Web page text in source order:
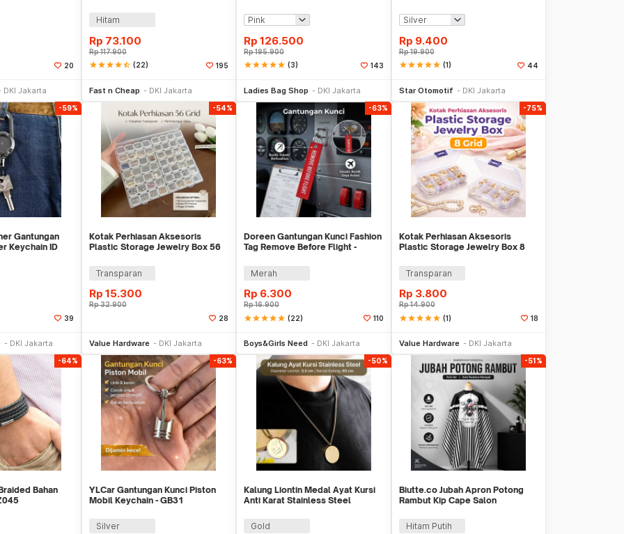
20
DKI Jakarta
Hitam
Rp 73.100
Rp117.900
starstarstarstarstar_half (22) 195
Fast n Cheap DKI Jakarta
Rp 126.500
Rp195.900
starstarstarstarstar (3) 143
Ladies Bag Shop DKI Jakarta
Rp 9.400
Rp19.900
starstarstarstarstar (1) 44
Star Otomotif DKI Jakarta
-59%
Gantungan
Keychain ID
39
DKI Jakarta
-54%
Kotak Perhiasan Aksesoris
Plastic Storage Jewelry Box 56
Transparan
Rp 15.300
Rp32.900
28
Value Hardware DKI Jakarta
-63%
Doreen Gantungan Kunci Fashion
Tag Remove Before Flight -
Merah
Rp 6.300
Rp16.900
starstarstarstarstar (22) 110
Boys&Girls Need DKI Jakarta
-75%
Kotak Perhiasan Aksesoris
Plastic Storage Jewelry Box 8
Transparan
Rp 3.800
Rp14.900
starstarstarstarstar (1) 18
Value Hardware DKI Jakarta
-64%
Bahan
-63%
YLCar Gantungan Kunci Piston
Mobil Keychain - GB31
Silver
-50%
Kalung Liontin Medal Ayat Kursi
Anti Karat Stainless Steel
Gold
-51%
Biutte.co Jubah Apron Potong
Rambut Kip Cape Salon
Hitam Putih